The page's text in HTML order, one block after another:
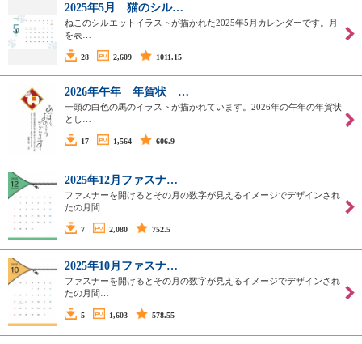
2025年5月 猫のシル…
ねこのシルエットイラストが描かれた2025年5月カレンダーです。月
を表…
28 2,609 1011.15
2026年午年 年賀状 …
一頭の白色の馬のイラストが描かれています。2026年の午年の年賀状
とし…
17 1,564 606.9
2025年12月ファスナ…
ファスナーを開けるとその月の数字が見えるイメージでデザインされ
たの月間…
7 2,080 752.5
2025年10月ファスナ…
ファスナーを開けるとその月の数字が見えるイメージでデザインされ
たの月間…
5 1,603 578.55